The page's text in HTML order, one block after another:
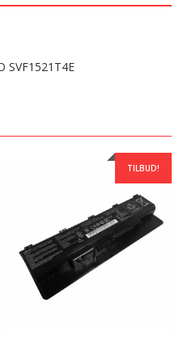
SVF1521T4E
TILBUD!